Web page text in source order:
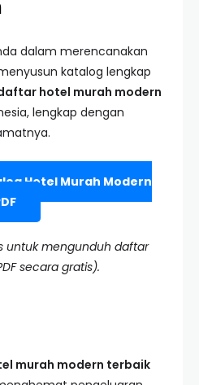
dalam merencanakan
katalog lengkap
hotel murah modern
lengkap dengan
Hotel Murah Modern
untuk mengunduh daftar
secara gratis).
murah modern terbaik